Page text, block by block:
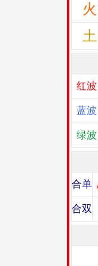
火
土
红波
蓝波
绿波
合单
合双